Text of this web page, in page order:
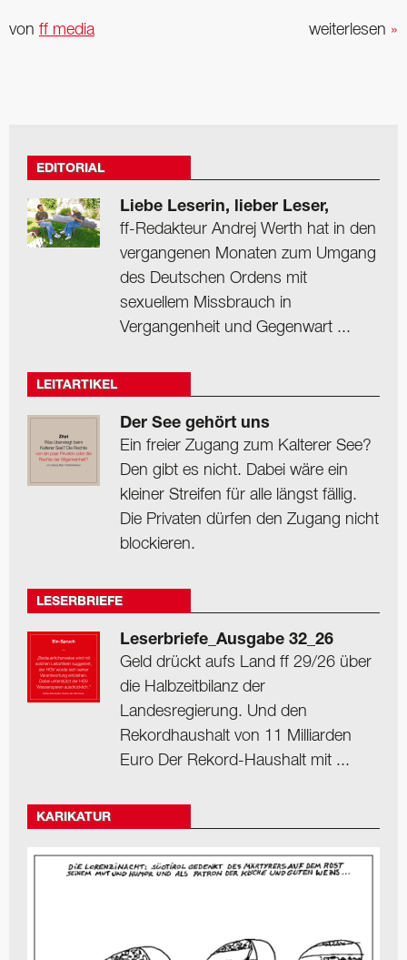
weiterlesen »
von ff media
EDITORIAL
Liebe Leserin, lieber Leser,
ff-Redakteur Andrej Werth hat in den
vergangenen Monaten zum Umgang
des Deutschen Ordens mit
sexuellem Missbrauch in
Vergangenheit und Gegenwart ...
LEITARTIKEL
Der See gehört uns
Ein freier Zugang zum Kalterer See?
Den gibt es nicht. Dabei wäre ein
kleiner Streifen für alle längst fällig.
Die Privaten dürfen den Zugang nicht
blockieren.
LESERBRIEFE
Leserbriefe_Ausgabe 32_26
Geld drückt aufs Land ff 29/26 über
die Halbzeitbilanz der
Landesregierung. Und den
Rekordhaushalt von 11 Milliarden
Euro Der Rekord-Haushalt mit ...
KARIKATUR